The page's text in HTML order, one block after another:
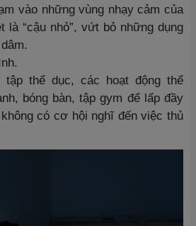
vào những vùng nhạy cảm của
là “cậu nhỏ”, vứt bỏ những dụng
tập thể dục, các hoạt động thể
bóng bàn, tập gym để lấp đầy
có cơ hội nghĩ đến việc thủ